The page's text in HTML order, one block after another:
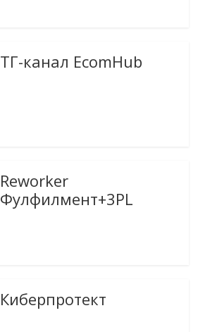
ТГ-канал EcomHub
Reworker
Фулфилмент+3PL
Киберпротект